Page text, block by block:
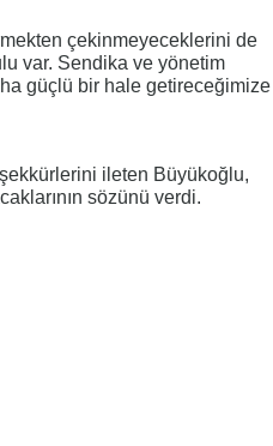
çekinmeyeceklerini de
var. Sendika ve yönetim
güçlü bir hale getireceğimize
ileten Büyükoğlu,
sözünü verdi.